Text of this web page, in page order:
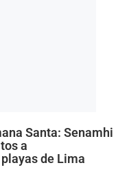
Santa: Senamhi
a
de Lima